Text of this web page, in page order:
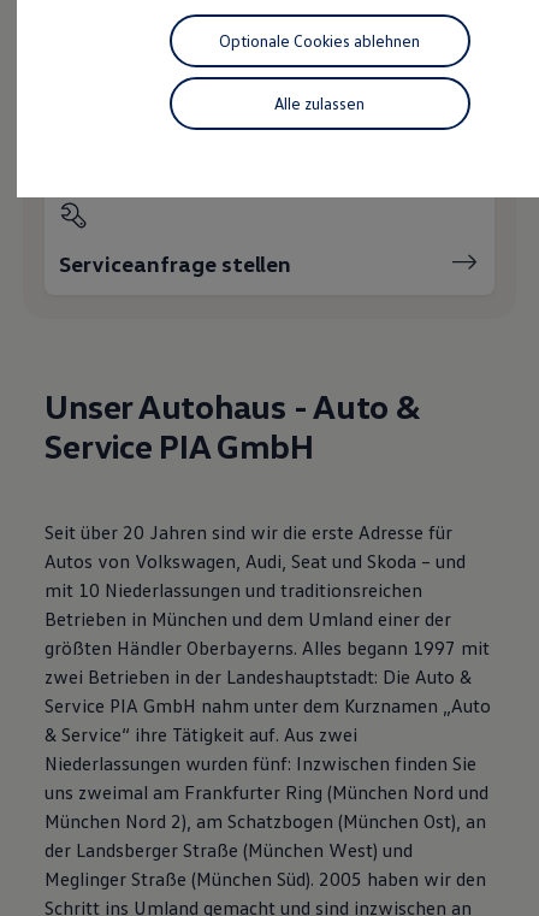
Digitale Extras
Schnittstellen zu Ihrem ID.
Hybridautos
Marke und Erlebnis
Volkswagen R und R Experience
R-Modelle
Lifestyle Shop
T-Roc Kollektion
Fußball Drop
we drive football
#wedriveproud
Service und Ersatzteile
Inspektion und HU/AU
Reparaturen und Checks
Motorenöl und Flüssigkeiten
Räder und Reifen
Pannen- und Unfallhilfe
Economy Service
Volkswagen Teile
Zubehör
Modellspezifisches Zubehör
Schutz und Pflege
Transport
Entertainment und Elektronik
Individualisieren
Wallbox und Ladekabel
Digitale Extras
Dienste für Ihr Modell finden
Volkswagen Apps, Login und Shop
Servicetermin buchen
Serviceanfrage stellen
Unser Autohaus - Auto &
Service PIA GmbH
Seit über 20 Jahren sind wir die erste Adresse für
Autos von Volkswagen, Audi, Seat und Skoda – und
mit 10 Niederlassungen und traditionsreichen
Betrieben in München und dem Umland einer der
größten Händler Oberbayerns. Alles begann 1997 mit
zwei Betrieben in der Landeshauptstadt: Die Auto &
Service PIA GmbH nahm unter dem Kurznamen „Auto
& Service“ ihre Tätigkeit auf. Aus zwei
Niederlassungen wurden fünf: Inzwischen finden Sie
uns zweimal am Frankfurter Ring (München Nord und
München Nord 2), am Schatzbogen (München Ost), an
der Landsberger Straße (München West) und
Meglinger Straße (München Süd). 2005 haben wir den
Schritt ins Umland gemacht und sind inzwischen an
Alle zulassen
Optionale Cookies ablehnen